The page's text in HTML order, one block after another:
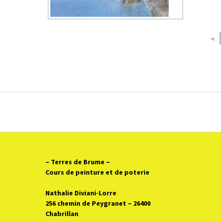
◄
– Terres de Brume –
Cours de peinture et de poterie
Nathalie Diviani-Lorre
256 chemin de Peygranet – 26400
Chabrillan